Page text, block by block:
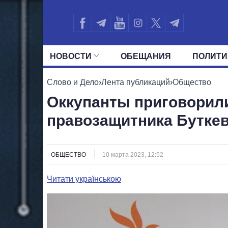
НОВОСТИ ОБЕЩАНИЯ
ВСЕ ПОЛИТИКИ ПРЕЗИДЕНТ И
Слово и Дело›Лента публикаций›Общество
Оккупанты
правозащитника
ОБЩЕСТВО 10 марта 2023, 12:52
Читати українською